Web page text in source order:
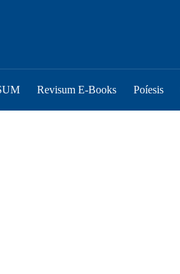
Revisum E-Books Poíesis